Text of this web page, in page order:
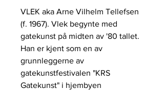
VLEK aka Arne Vilhelm Tellefsen
(f. 1967). Vlek begynte med
gatekunst på midten av '80 tallet.
Han er kjent som en av
grunnleggerne av
gatekunstfestivalen "KRS
Gatekunst" i hjembyen